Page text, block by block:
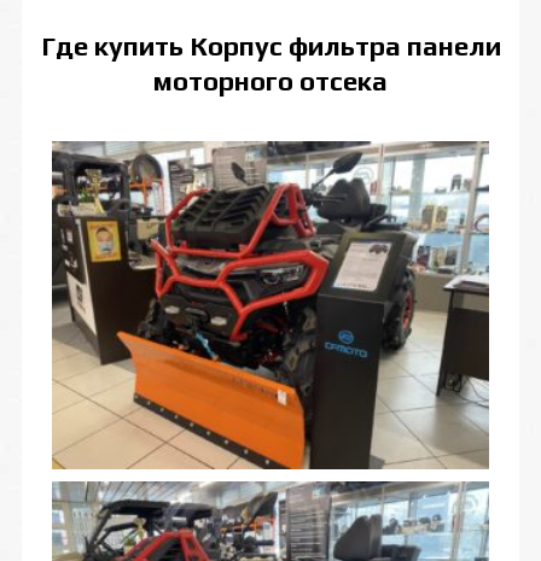
Где купить Корпус фильтра панели
моторного отсека